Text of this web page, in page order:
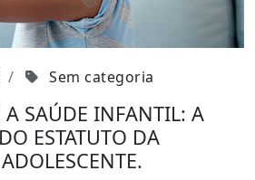
Sem categoria
SAÚDE INFANTIL: A
ESTATUTO DA